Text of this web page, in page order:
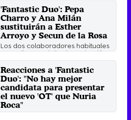
Jueves 1 Junio 2017 13:30
'Fantastic Duo': Pepa
Charro y Ana Milán
sustituirán a Esther
Arroyo y Secun de la Rosa
Los dos colaboradores habituales
no pudieron asistir a la grabación
del programa.
Martes 30 Mayo 2017 14:10
Reacciones a 'Fantastic
Duo': "No hay mejor
candidata para presentar
el nuevo 'OT' que Nuria
Roca"
Camela y María, su elegida, se